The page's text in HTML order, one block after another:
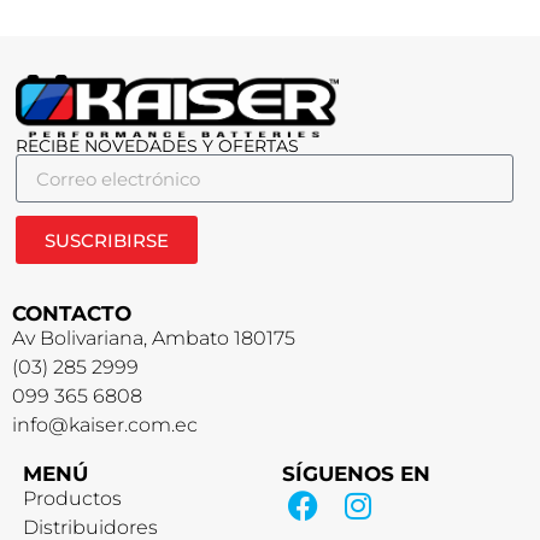
RECIBE NOVEDADES Y OFERTAS
SUSCRIBIRSE
CONTACTO
Av Bolivariana, Ambato 180175
(03) 285 2999
099 365 6808
info@kaiser.com.ec
MENÚ
Productos
Distribuidores
SÍGUENOS EN